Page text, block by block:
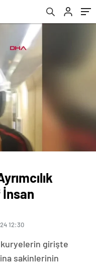
İnsan
12:30
kuryelerin girişte
sakinlerinin